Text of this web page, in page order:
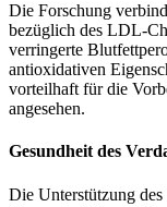
Die Forschung
bezüglich des LDL-
verringerte
antioxidativen
vorteilhaft für die
angesehen.
Gesundheit des
Die Unterstützung